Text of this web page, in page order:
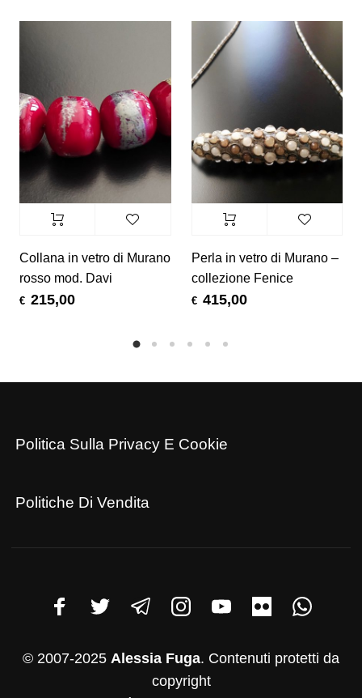
Collana in vetro di Murano
rosso mod. Davi
€ 215,00
Perla in vetro di Murano –
collezione Fenice
€ 415,00
Politica Sulla Privacy E Cookie
Politiche Di Vendita
© 2007-2025 Alessia Fuga. Contenuti protetti da
copyright